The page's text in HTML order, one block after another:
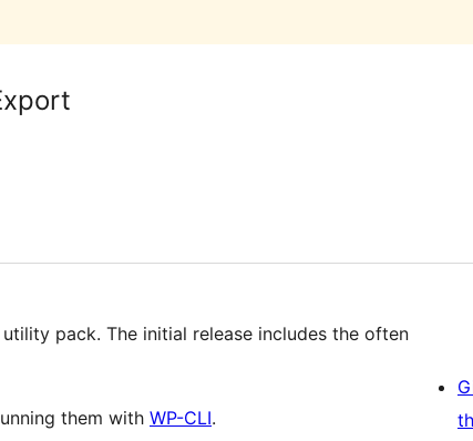
pack. The initial release includes the often
them with WP-CLI.